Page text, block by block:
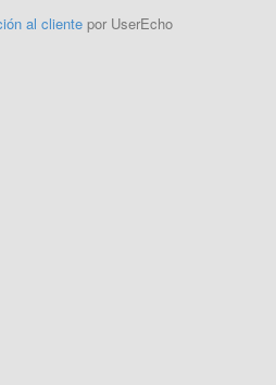
al cliente por UserEcho